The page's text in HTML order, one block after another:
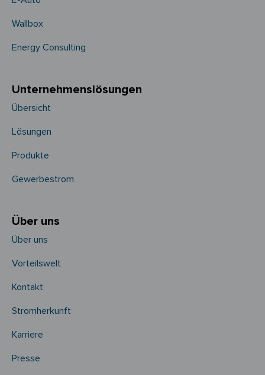
Wallbox
Energy Consulting
Unternehmens­­lösungen
Übersicht
Lösungen
Produkte
Gewerbestrom
Über uns
Über uns
Vorteilswelt
Kontakt
Stromherkunft
Karriere
Presse